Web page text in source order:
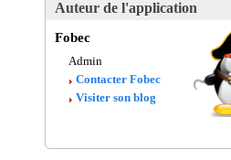
Auteur de l'application
Fobec
Admin
Contacter Fobec
Visiter son blog